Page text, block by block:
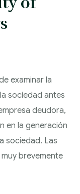
LAW
LAW
DISMISSAL
DISABILITY
FOR SUMS
LIABILITY
FULFILMENT
LAW
LAW AND FISCAL
LAW
IN MADRID
examinar la
sociedad antes
deudora,
en la generación
sociedad. Las
brevemente